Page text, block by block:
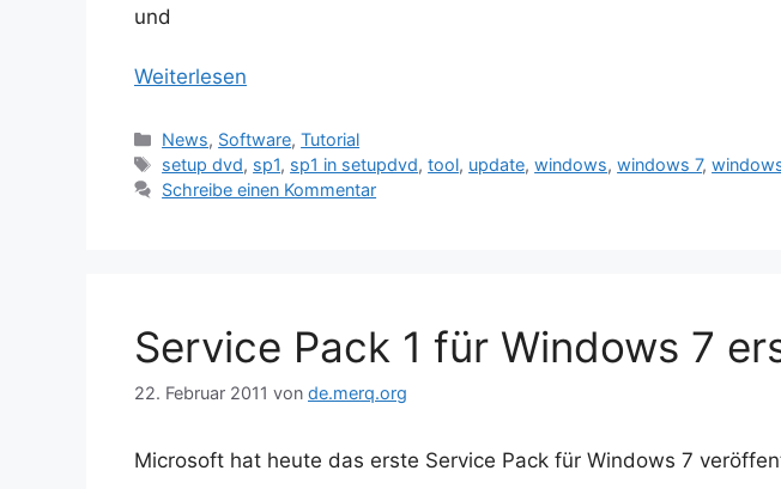
und
Weiterlesen
Kategorien
News, Software,Tutorial
Schlagwörter
setup dvd, sp1, sp1 in setupdvd,tool, update,windows,windows 7,
Schreibe einen Kommentar
Service Pack 1 für Windows 7
22. Februar 2011 von de.merq.org
Microsoft hat heute das erste Service Pack für Windows 7